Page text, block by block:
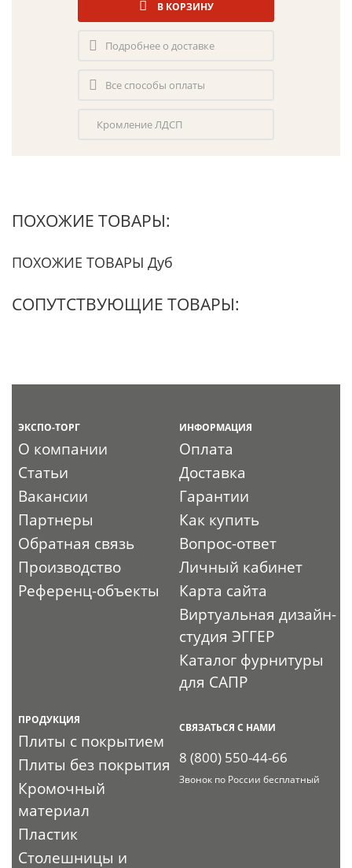
В КОРЗИНУ
Подробнее о доставке
Все способы оплаты
Кромление ЛДСП
ПОХОЖИЕ ТОВАРЫ:
ПОХОЖИЕ ТОВАРЫ Дуб
СОПУТСТВУЮЩИЕ ТОВАРЫ:
ЭКСПО-ТОРГ
О компании
Статьи
Вакансии
Партнеры
Обратная связь
Производство
Референц-объекты
ИНФОРМАЦИЯ
Оплата
Доставка
Гарантии
Как купить
Вопрос-ответ
Личный кабинет
Карта сайта
Виртуальная дизайн-
студия ЭГГЕР
Каталог фурнитуры
для САПР
ПРОДУКЦИЯ
Плиты с покрытием
Плиты без покрытия
Кромочный
материал
Пластик
Столешницы и
СВЯЗАТЬСЯ С НАМИ
8 (800) 550-44-66
Звонок по России бесплатный